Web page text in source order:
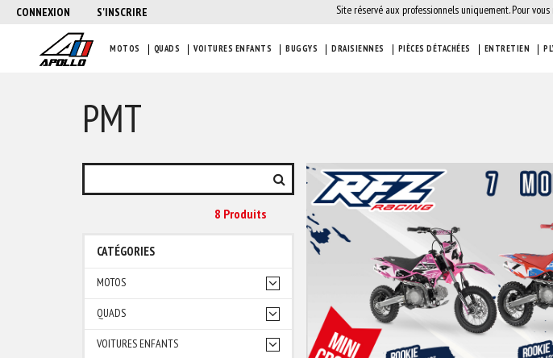
CONNEXION S'INSCRIRE Site réservé aux professionnels uniquement. Pour
MOTOS QUADS VOITURES ENFANTS BUGGYS DRAISIENNES PIÈCES DÉTACHÉES ENTRETIEN
PMT
8 ProduitS
CATÉGORIES
MOTOS
QUADS
VOITURES ENFANTS